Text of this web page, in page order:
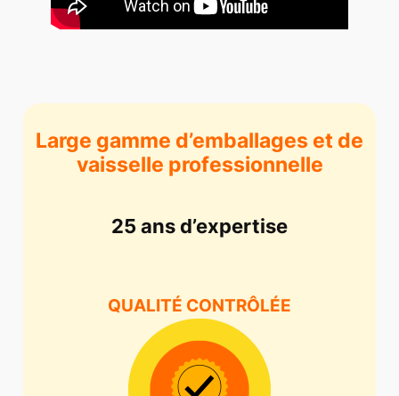
Large gamme d’emballages et de
vaisselle professionnelle
25 ans d’expertise
QUALITÉ CONTRÔLÉE